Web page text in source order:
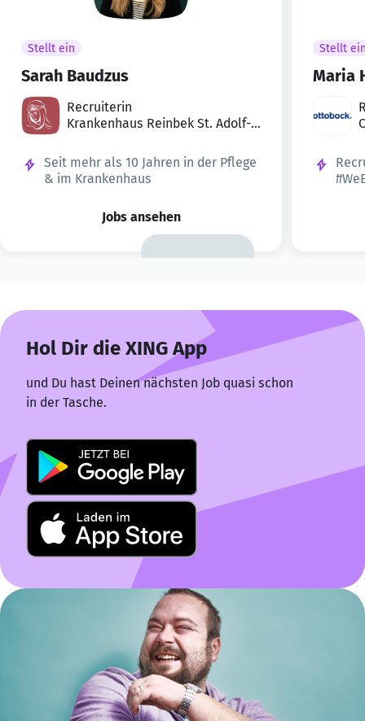
Stellt ein
Sarah Baudzus
Recruiterin
Krankenhaus Reinbek St. Adolf-S
Seit mehr als 10 Jahren in der Pflege
& im Krankenhaus
Jobs ansehen
Stellt
Maria
Hol Dir die XING App
und Du hast Deinen nächsten Job quasi schon
in der Tasche.